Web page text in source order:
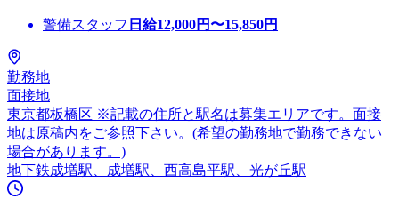
警備スタッフ 日給12,000円〜15,850円
勤務地
面接地
東京都板橋区 ※記載の住所と駅名は募集エリアです。面接
地は原稿内をご参照下さい。(希望の勤務地で勤務できない
場合があります。)
地下鉄成増駅、成増駅、西高島平駅、光が丘駅